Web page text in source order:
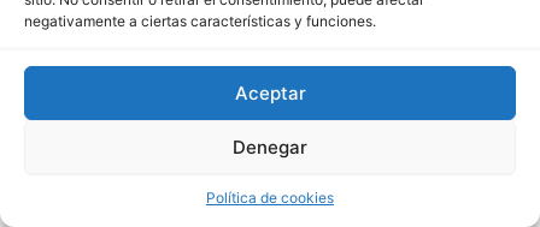
negativamente a ciertas características y funciones.
Aceptar
Denegar
Política de cookies
Todos los derechos © 2026 San Miguel De Los Bancos |